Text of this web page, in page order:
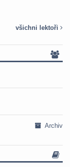
všichni lektoři
Archiv